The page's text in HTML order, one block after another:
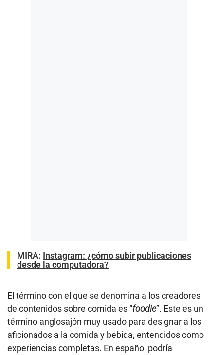
MIRA: Instagram: ¿cómo subir publicaciones
desde la computadora?
El término con el que se denomina a los creadores
de contenidos sobre comida es “foodie”. Este es un
término anglosajón muy usado para designar a los
aficionados a la comida y bebida, entendidos como
experiencias completas. En español podría